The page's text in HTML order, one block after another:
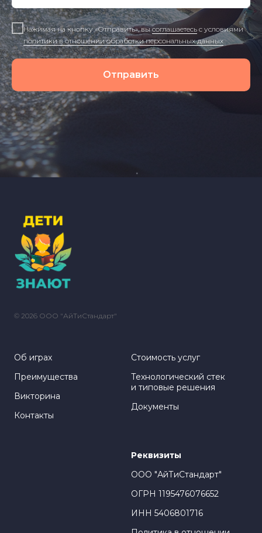
Нажимая на кнопку «Отправить», высоглашаетесь с условиями
политики в отношении обработки персональных данных
Отправить
© 2026 ООО "АйТиСтандарт"
Об играх
Преимущества
Викторина
Контакты
Стоимость услуг
Технологический стек
и типовые решения
Документы
Реквизиты
ООО "АйТиСтандарт"
ОГРН 1195476076652
ИНН 5406801716